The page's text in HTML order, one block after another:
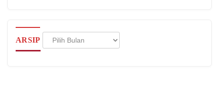
ARSIP
Arsip